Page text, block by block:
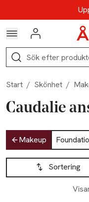
Hoppa till Kod:
Logga in
Sök
Start / Skönhet /
Caudalie
Hoppa till produktsidan
Makeup
Hoppa till produktsidan
Sortering
Lista över produkter